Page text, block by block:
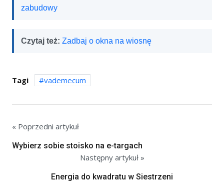
zabudowy
Czytaj też: Zadbaj o okna na wiosnę
Tagi vademecum
« Poprzedni artykuł
Wybierz sobie stoisko na e-targach
Następny artykuł »
Energia do kwadratu w Siestrzeni